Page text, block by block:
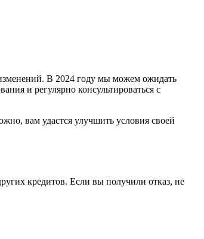
В 2024 году мы можем ожидать
и регулярно консультироваться с
вам удастся улучшить условия своей
кредитов. Если вы получили отказ, не